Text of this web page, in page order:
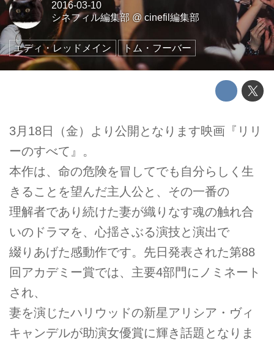
2016-03-10
シネフィル編集部 @ cinefil編集部
エディ・レッドメイン トム・フーバー
3月18日（金）より公開となります映画『リリ
ーのすべて』。
本作は、命の危険を冒してでも自分らしく生
きることを望んだ主人公と、その一番の
理解者であり続けた妻が織りなす魂の触れ合
いのドラマを、心揺さぶる演技と演出で
綴りあげた感動作です。先日発表された第88
回アカデミー賞では、主要4部門にノミネート
され、
妻を演じたハリウッドの新星アリシア・ヴィ
キャンデルが助演女優賞に輝き話題となりま